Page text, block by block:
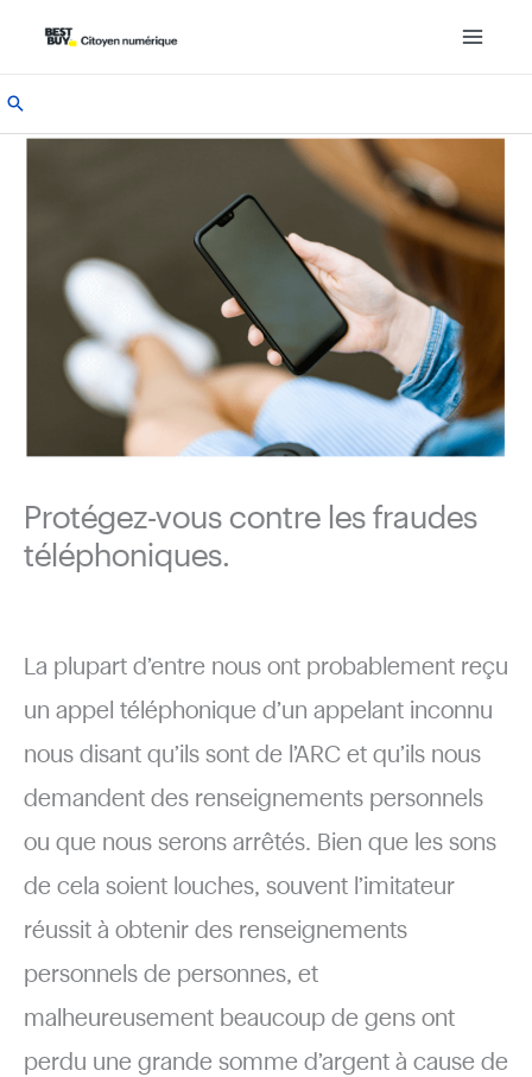
Recherche
Protégez-vous contre les fraudes
téléphoniques.
La plupart d’entre nous ont probablement reçu
un appel téléphonique d’un appelant inconnu
nous disant qu’ils sont de l’ARC et qu’ils nous
demandent des renseignements personnels
ou que nous serons arrêtés. Bien que les sons
de cela soient louches, souvent l’imitateur
réussit à obtenir des renseignements
personnels de personnes, et
malheureusement beaucoup de gens ont
perdu une grande somme d’argent à cause de